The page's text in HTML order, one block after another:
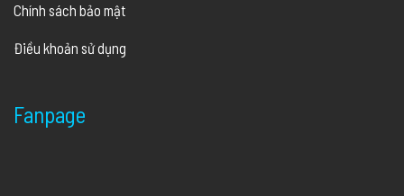
Chính sách bảo mật
Điều khoản sử dụng
Fanpage